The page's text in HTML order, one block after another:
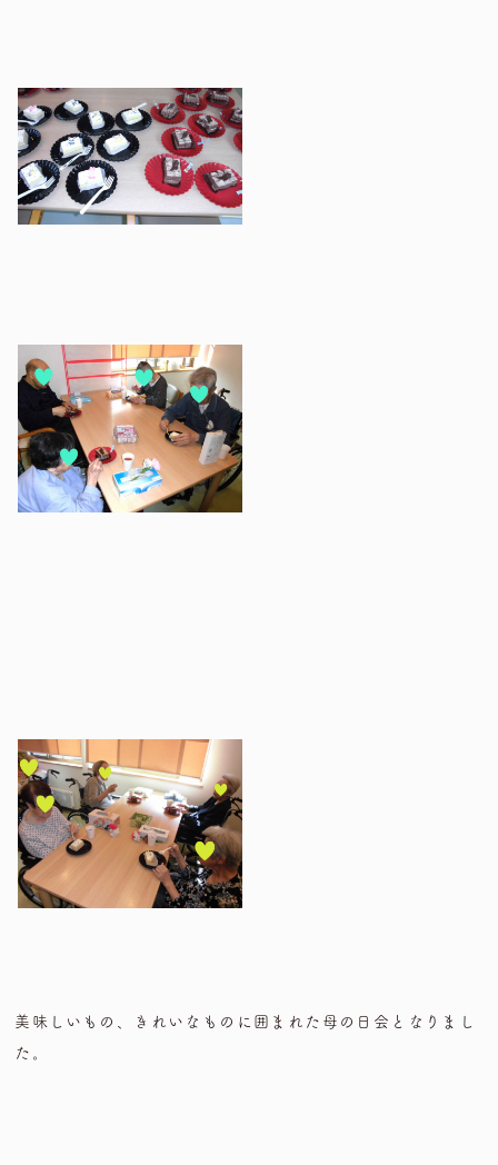
美味しいもの、きれいなものに囲まれた母の日会となりまし
た。